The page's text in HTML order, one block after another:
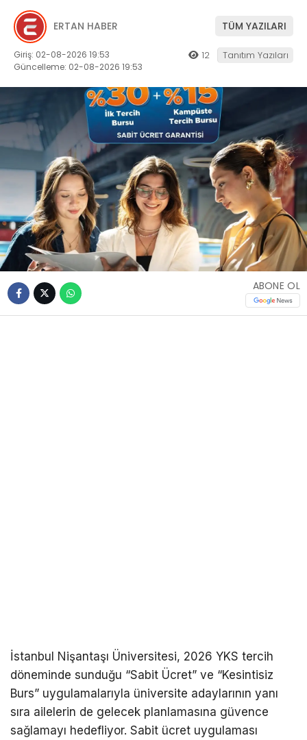
ERTAN HABER TÜM YAZILARI
Giriş: 02-08-2026 19:53
Güncelleme: 02-08-2026 19:53
12 Tanıtım Yazıları
ABONE OL
İstanbul Nişantaşı Üniversitesi, 2026 YKS tercih
döneminde sunduğu “Sabit Ücret” ve “Kesintisiz
Burs” uygulamalarıyla üniversite adaylarının yanı
sıra ailelerin de gelecek planlamasına güvence
sağlamayı hedefliyor. Sabit ücret uygulaması